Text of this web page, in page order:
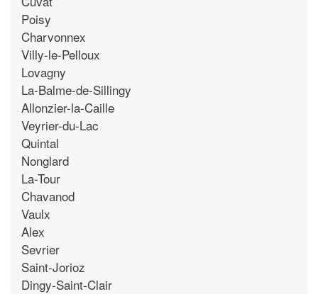
Poisy
Charvonnex
Villy-le-Pelloux
Lovagny
La-Balme-de-Sillingy
Allonzier-la-Caille
Veyrier-du-Lac
Quintal
Nonglard
La-Tour
Chavanod
Vaulx
Alex
Sevrier
Saint-Jorioz
Dingy-Saint-Clair